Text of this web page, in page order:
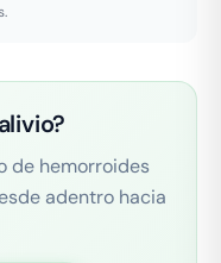
de hemorroides
adentro hacia